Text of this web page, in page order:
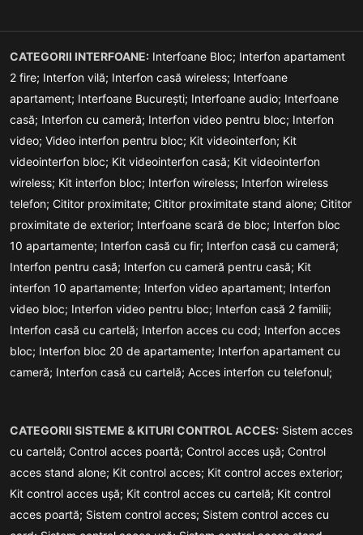
CATEGORII INTERFOANE: Interfoane Bloc; Interfon apartament
2 fire; Interfon vilă; Interfon casă wireless; Interfoane
apartament; Interfoane București; Interfoane audio; Interfoane
casă; Interfon cu cameră; Interfon video pentru bloc; Interfon
video; Video interfon pentru bloc; Kit videointerfon; Kit
videointerfon bloc; Kit videointerfon casă; Kit videointerfon
wireless; Kit interfon bloc; Interfon wireless; Interfon wireless
telefon; Cititor proximitate; Cititor proximitate stand alone; Cititor
proximitate de exterior; Interfoane scară de bloc; Interfon bloc
10 apartamente; Interfon casă cu fir; Interfon casă cu cameră;
Interfon pentru casă; Interfon cu cameră pentru casă; Kit
interfon 10 apartamente; Interfon video apartament; Interfon
video bloc; Interfon video pentru bloc; Interfon casă 2 familii;
Interfon casă cu cartelă; Interfon acces cu cod; Interfon acces
bloc; Interfon bloc 20 de apartamente; Interfon apartament cu
cameră; Interfon casă cu cartelă; Acces interfon cu telefonul;
CATEGORII SISTEME & KITURI CONTROL ACCES: Sistem acces
cu cartelă; Control acces poartă; Control acces ușă; Control
acces stand alone; Kit control acces; Kit control acces exterior;
Kit control acces ușă; Kit control acces cu cartelă; Kit control
acces poartă; Sistem control acces; Sistem control acces cu